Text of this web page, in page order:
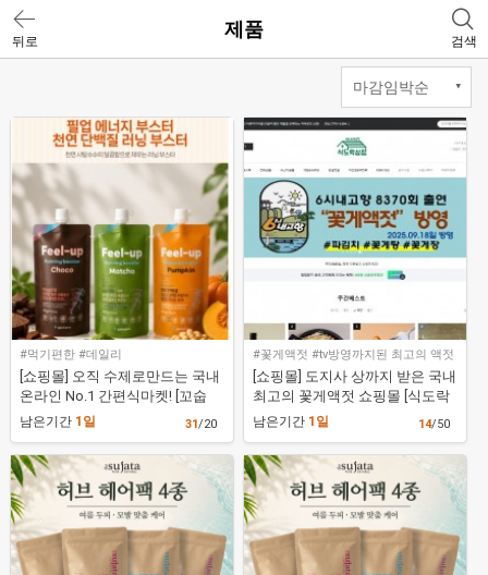
뒤로
제품
검색
#먹기편한 #데일리
[쇼핑몰] 오직 수제로만드는 국내
온라인 No.1 간편식마켓! [꼬숩
네]
남은기간 1일 31/20
#꽃게액젓 #tv방영까지된 최고의 액젓
[쇼핑몰] 도지사 상까지 받은 국내
최고의 꽃게액젓 쇼핑몰 [식도락
상점]
남은기간 1일 14/50